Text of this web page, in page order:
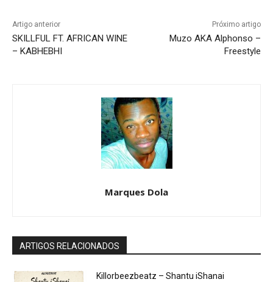
Artigo anterior
SKILLFUL FT. AFRICAN WINE
– KABHEBHI
Próximo artigo
Muzo AKA Alphonso –
Freestyle
Marques Dola
ARTIGOS RELACIONADOS
Killorbeezbeatz – Shantu iShanai